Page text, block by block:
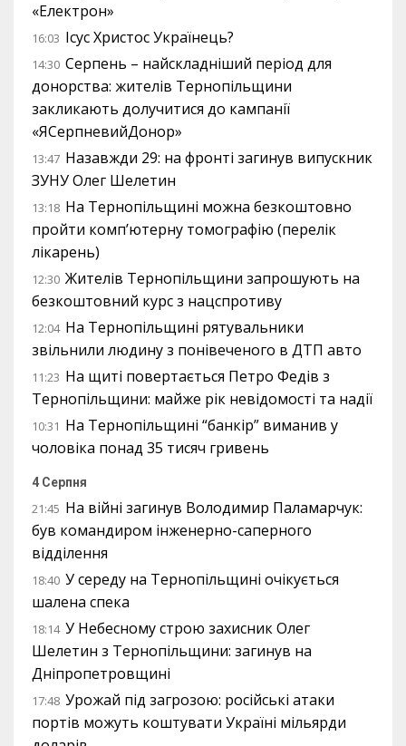
«Електрон»
16:03 Ісус Христос Українець?
14:30 Серпень – найскладніший період для
донорства: жителів Тернопільщини
закликають долучитися до кампанії
«ЯСерпневийДонор»
13:47 Назавжди 29: на фронті загинув випускник
ЗУНУ Олег Шелетин
13:18 На Тернопільщині можна безкоштовно
пройти комп’ютерну томографію (перелік
лікарень)
12:30 Жителів Тернопільщини запрошують на
безкоштовний курс з нацспротиву
12:04 На Тернопільщині рятувальники
звільнили людину з понівеченого в ДТП авто
11:23 На щиті повертається Петро Федів з
Тернопільщини: майже рік невідомості та надії
10:31 На Тернопільщині “банкір” виманив у
чоловіка понад 35 тисяч гривень
4 Серпня
21:45 На війні загинув Володимир Паламарчук:
був командиром інженерно-саперного
відділення
18:40 У середу на Тернопільщині очікується
шалена спека
18:14 У Небесному строю захисник Олег
Шелетин з Тернопільщини: загинув на
Дніпропетровщині
17:48 Урожай під загрозою: російські атаки
портів можуть коштувати Україні мільярди